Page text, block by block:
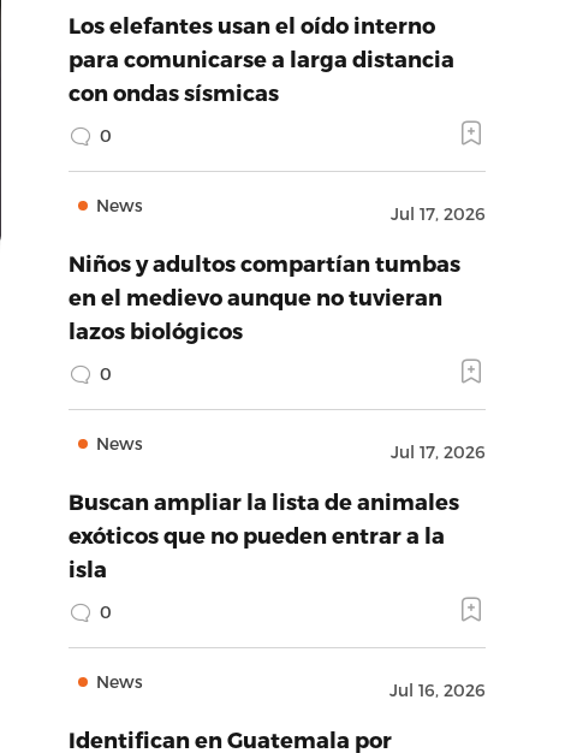
Los elefantes usan el oído interno
para comunicarse a larga distancia
con ondas sísmicas
0
News Jul 17, 2026
Niños y adultos compartían tumbas
en el medievo aunque no tuvieran
lazos biológicos
0
News Jul 17, 2026
Buscan ampliar la lista de animales
exóticos que no pueden entrar a la
isla
0
News Jul 16, 2026
Identifican en Guatemala por